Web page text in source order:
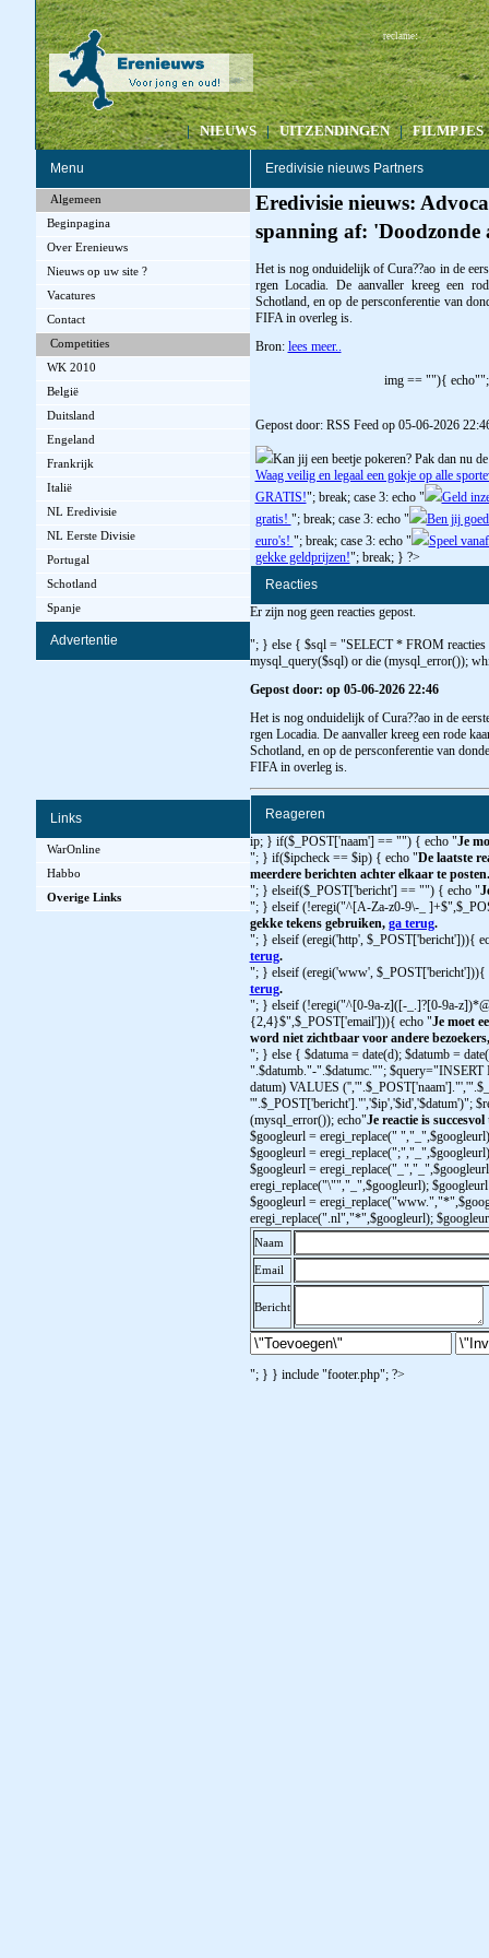
reclame:
| NIEUWS | UITZENDINGEN | FILMPJES
Menu
Algemeen
Beginpagina
Over Erenieuws
Nieuws op uw site ?
Vacatures
Contact
Competities
WK 2010
België
Duitsland
Engeland
Frankrijk
Italië
NL Eredivisie
NL Eerste Divisie
Portugal
Schotland
Spanje
Advertentie
Links
WarOnline
Habbo
Overige Links
Eredivisie nieuws Partners
Eredivisie nieuws:
spanning af: 'Doodzonde
Het is nog onduidelijk of Cura??ao in de
rgen Locadia. De aanvaller kreeg een
Schotland, en op de persconferentie van
FIFA in overleg is.
Bron: lees meer..
img == ""){
Gepost door: RSS Feed op 05-06-2026
Kan jij een beetje pokeren? Pak dan nu
Waag veilig en legaal een gokje op alle
GRATIS!"; break; case 3: echo "
Geld
gratis! "; break; case 3: echo "
Ben jij
euro's! "; break; case 3: echo "
Speel
gekke geldprijzen!"; break; } ?>
Reacties
Er zijn nog geen reacties gepost.
"; } else { $sql = "SELECT * FROM
mysql_query($sql) or die (mysql_error());
Gepost door: op 05-06-2026 22:46
Het is nog onduidelijk of Cura??ao in de
rgen Locadia. De aanvaller kreeg een rode
Schotland, en op de persconferentie van
FIFA in overleg is.
Reageren
ip; } if($_POST['naam'] == "") { echo "Je
"; } if($ipcheck == $ip) { echo "De laatste
meerdere berichten achter elkaar te posten.
"; } elseif($_POST['bericht'] == "") { echo "
"; } elseif (!eregi("^[A-Za-z0-9\-_
gekke tekens gebruiken, ga terug.
"; } elseif (eregi('http', $_POST['bericht'])){
terug.
"; } elseif (eregi('www', $_POST['bericht'])){
terug.
"; } elseif (!eregi("^[0-9a-z]([-_.]?[0-9a-
{2,4}$",$_POST['email'])){ echo "Je moet
word niet zichtbaar voor andere
"; } else { $datuma = date(d); $datumb =
".$datumb."-".$datumc.""; $query="INSERT
datum) VALUES
'".$_POST['bericht']."','$ip','$id','$datum')";
(mysql_error()); echo"Je reactie is succesvol
$googleurl = eregi_replace("
$googleurl =
$googleurl =
eregi_replace("\"","_",$googleurl);
$googleurl =
eregi_replace(".nl","*",$googleurl);
Naam
Email
Bericht
"; } } include "footer.php"; ?>